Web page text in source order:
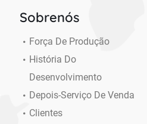
Sobrenós
Força De Produção
História Do
Desenvolvimento
Depois-Serviço De Venda
Clientes